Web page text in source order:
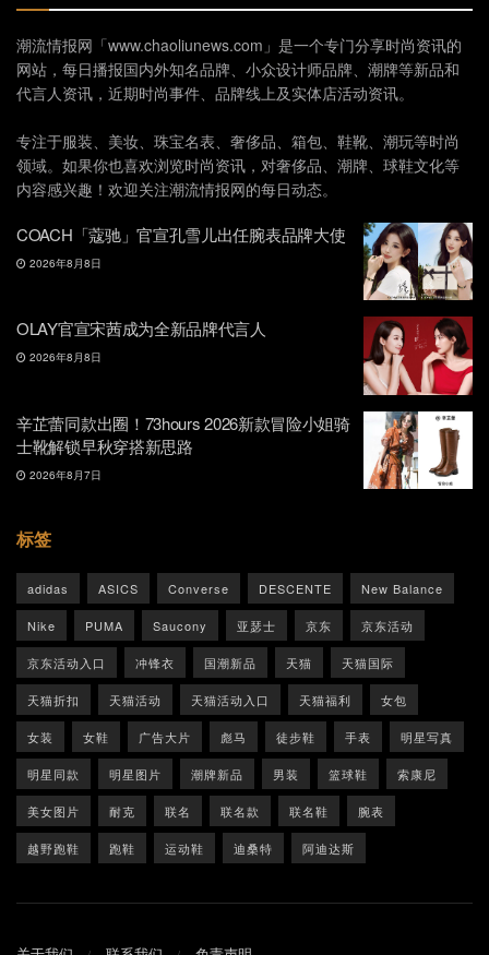
潮流情报网「www.chaoliunews.com」是一个专门分享时尚资讯的
网站，每日播报国内外知名品牌、小众设计师品牌、潮牌等新品和
代言人资讯，近期时尚事件、品牌线上及实体店活动资讯。
专注于服装、美妆、珠宝名表、奢侈品、箱包、鞋靴、潮玩等时尚
领域。如果你也喜欢浏览时尚资讯，对奢侈品、潮牌、球鞋文化等
内容感兴趣！欢迎关注潮流情报网的每日动态。
COACH「蔻驰」官宣孔雪儿出任腕表品牌大使
2026年8月8日
OLAY官宣宋茜成为全新品牌代言人
2026年8月8日
辛芷蕾同款出圈！73hours 2026新款冒险小姐骑
士靴解锁早秋穿搭新思路
2026年8月7日
标签
adidas ASICS Converse DESCENTE New Balance
Nike PUMA Saucony 亚瑟士 京东 京东活动
京东活动入口 冲锋衣 国潮新品 天猫 天猫国际
天猫折扣 天猫活动 天猫活动入口 天猫福利 女包
女装 女鞋 广告大片 彪马 徒步鞋 手表 明星写真
明星同款 明星图片 潮牌新品 男装 篮球鞋 索康尼
美女图片 耐克 联名 联名款 联名鞋 腕表
越野跑鞋 跑鞋 运动鞋 迪桑特 阿迪达斯